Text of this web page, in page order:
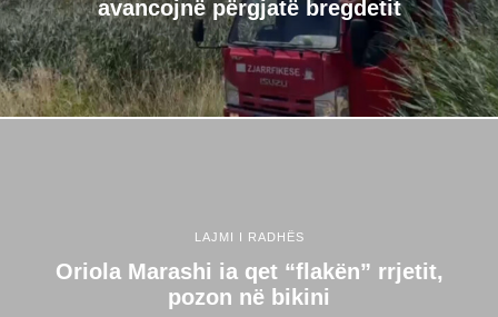
avancojnë përgjatë bregdetit
LAJMI I RADHËS
Oriola Marashi ia qet “flakën” rrjetit,
pozon në bikini